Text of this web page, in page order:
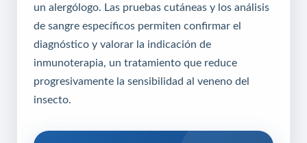
un alergólogo. Las pruebas cutáneas y los análisis
de sangre específicos permiten confirmar el
diagnóstico y valorar la indicación de
inmunoterapia, un tratamiento que reduce
progresivamente la sensibilidad al veneno del
insecto.